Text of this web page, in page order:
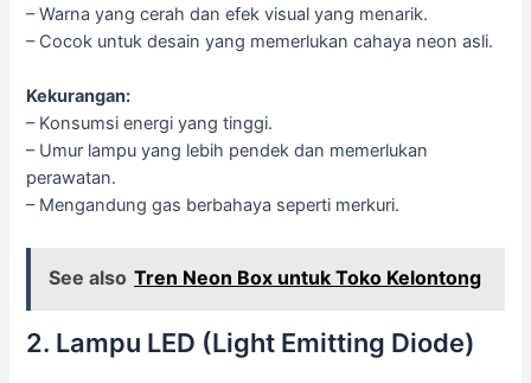
– Warna yang cerah dan efek visual yang menarik.
– Cocok untuk desain yang memerlukan cahaya neon asli.
Kekurangan:
– Konsumsi energi yang tinggi.
– Umur lampu yang lebih pendek dan memerlukan
perawatan.
– Mengandung gas berbahaya seperti merkuri.
See also Tren Neon Box untuk Toko Kelontong
2. Lampu LED (Light Emitting Diode)